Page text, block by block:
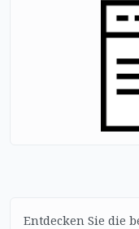
Entdecken Sie die